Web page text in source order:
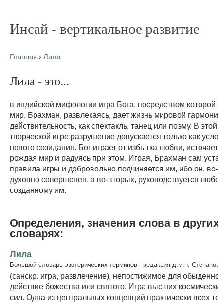
Инсай - вертикальное развитие
Главная › Лила
Лила - это...
в индийской мифологии игра Бога, посредством которой
мир. Брахман, развлекаясь, дает жизнь мировой
действительность, как спектакль, танец или поэму. В
творческой игре разрушение допускается только как
нового созидания. Бог играет от избытка любви,
рождая мир и радуясь при этом. Играя, Брахман сам
правила игры и добровольно подчиняется им, ибо он,
духовно совершенен, а во-вторых, руководствуется
созданному им.
Определения, значения слова в
словарях:
Лила
Большой словарь эзотерических терминов - редакция д.м.н.
(санскр. игра, развлечение), непостижимое для
действие божества или святого. Игра высших
сил. Одна из центральных концепций практически всех